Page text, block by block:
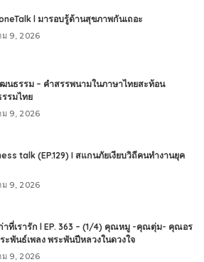
l มารอบรู้ด้านสุขภาพกันเถอะ
ม 9, 2026
นธรรม – คำสรรพนามในภาษาไทยสะท้อน
รมไทย
ม 9, 2026
talk (EP.129) I สแกนภัยเงียบวิถีคนทำงานยุค
ม 9, 2026
ก่าที่เรารัก l EP. 363 – (1/4) คุณหมู -คุณตุ่ม- คุณอร
ะพันธ์เพลง พระพันปีหลวงในดวงใจ
ม 9, 2026